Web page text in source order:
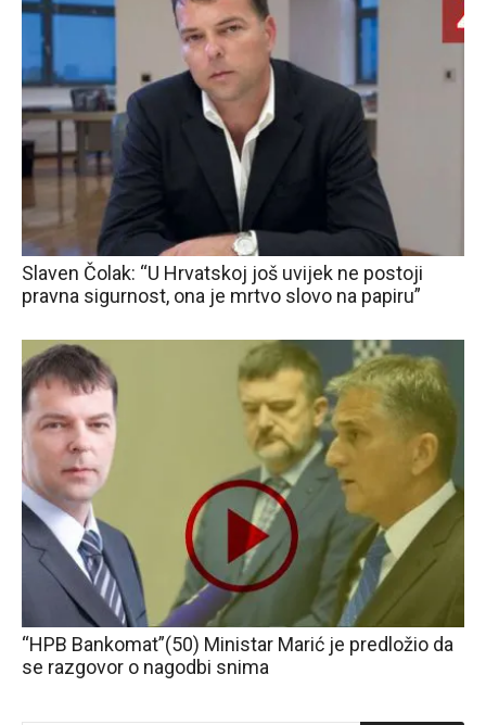
Slaven Čolak: “U Hrvatskoj još uvijek ne postoji
pravna sigurnost, ona je mrtvo slovo na papiru”
“HPB Bankomat”(50) Ministar Marić je predložio da
se razgovor o nagodbi snima